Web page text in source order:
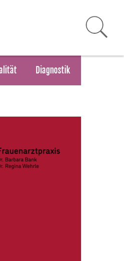
Diagnostik